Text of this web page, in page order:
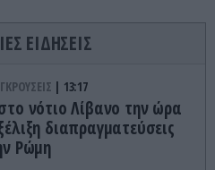
ΕΙΔΗΣΕΙΣ
13:17
νότιο Λίβανο την ώρα
διαπραγματεύσεις
Ρώμη